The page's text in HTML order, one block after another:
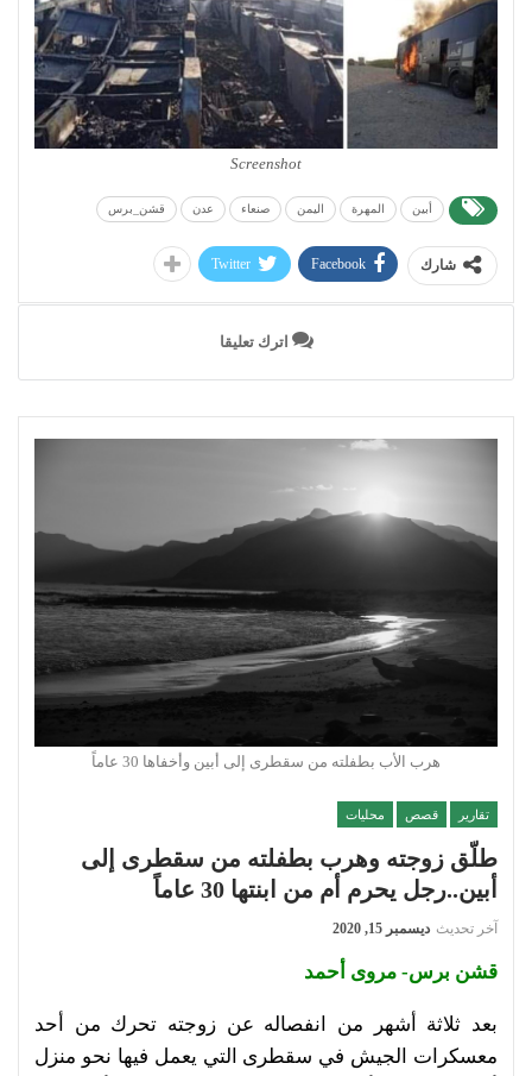
Screenshot
أبين المهرة اليمن صنعاء عدن قشن_برس
شارك Facebook
Twitter
اترك تعليقا
هرب الأب بطفلته من سقطرى إلى أبين وأخفاها 30 عاماً
تقارير قصص محليات
طلّق زوجته وهرب بطفلته من سقطرى إلى
أبين..رجل يحرم أم من ابنتها 30 عاماً
آخر تحديث ديسمبر 15, 2020
قشن برس- مروى أحمد
بعد ثلاثة أشهر من انفصاله عن زوجته تحرك من أحد
معسكرات الجيش في سقطرى التي يعمل فيها نحو منزل